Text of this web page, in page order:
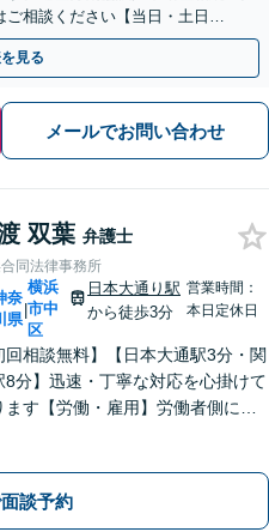
相談ください【当日・土日対
メール24時間受付
見る
メールでお問い合わせ
双葉 弁護士
同法律事務所
奈
県
|
横浜
市中
区
日本大通り駅
から徒歩3分
営業時間：
本日定休日
回相談無料】【日本大通駅3分・関
8分】迅速・丁寧な対応を心掛けて
ます【労働・雇用】労働者側に特
お任せください【弁護士歴10年以
談予約